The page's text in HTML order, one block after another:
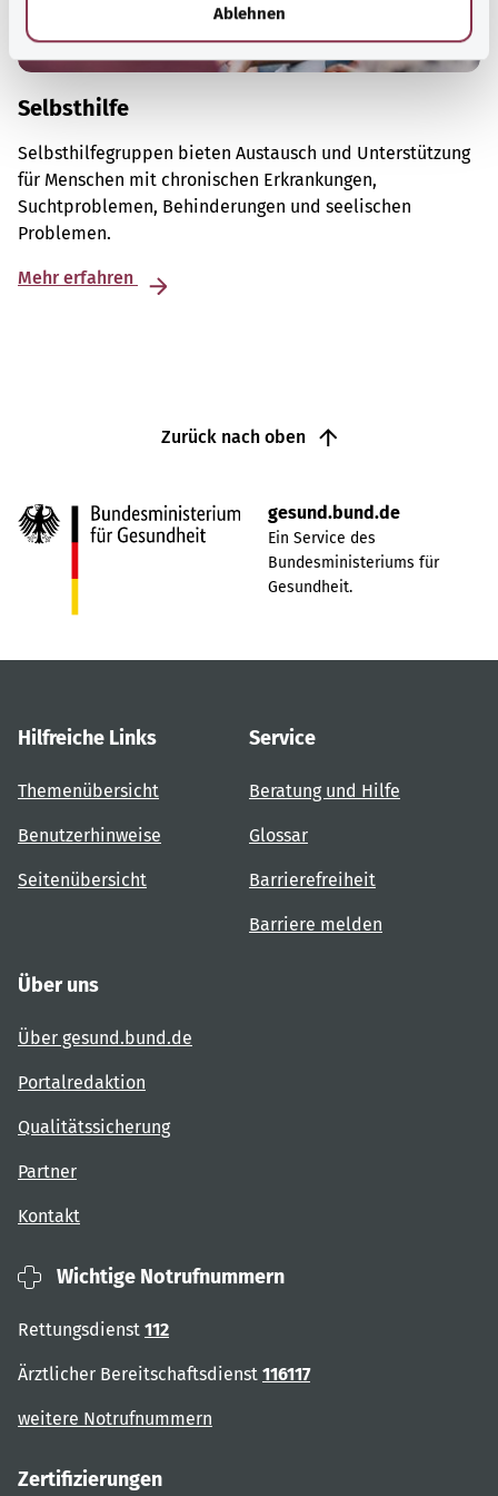
Ablehnen
Selbsthilfe
Selbsthilfegruppen bieten Austausch und Unterstützung
für Menschen mit chronischen Erkrankungen,
Suchtproblemen, Behinderungen und seelischen
Problemen.
Mehr erfahren
Zurück nach oben
gesund.bund.de
Ein Service des
Bundesministeriums für
Gesundheit.
Hilfreiche Links
Themenübersicht
Benutzerhinweise
Seitenübersicht
Service
Beratung und Hilfe
Glossar
Barrierefreiheit
Barriere melden
Über uns
Über gesund.bund.de
Portalredaktion
Qualitätssicherung
Partner
Kontakt
Wichtige Notrufnummern
Rettungsdienst 112
Ärztlicher Bereitschaftsdienst 116117
weitere Notrufnummern
Zertifizierungen